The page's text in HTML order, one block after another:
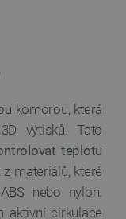
komorou, která
výtisků. Tato
teplotu
materiálů, které
nebo nylon.
aktivní cirkulace